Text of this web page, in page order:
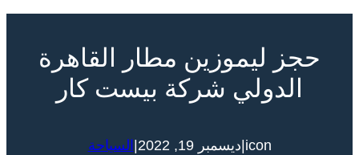
حجز ليموزين مطار القاهرة
الدولي شركة بيست كار
icon
|ديسمبر 19, 2022 | السياحة